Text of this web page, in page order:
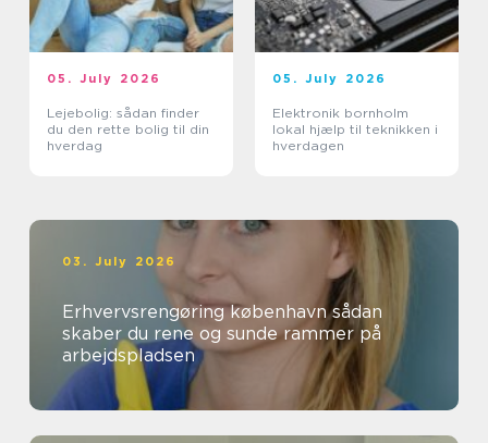
05. July 2026
Lejebolig: sådan finder
du den rette bolig til din
hverdag
05. July 2026
Elektronik bornholm
lokal hjælp til teknikken i
hverdagen
03. July 2026
Erhvervsrengøring københavn sådan
skaber du rene og sunde rammer på
arbejdspladsen